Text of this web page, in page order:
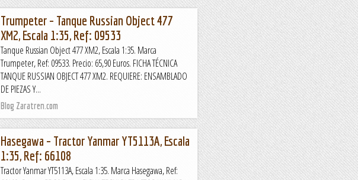
Trumpeter – Tanque Russian Object 477
XM2, Escala 1:35, Ref: 09533
Tanque Russian Object 477 XM2, Escala 1:35. Marca
Trumpeter, Ref: 09533. Precio: 65,90 Euros. FICHA TÉCNICA
TANQUE RUSSIAN OBJECT 477 XM2. REQUIERE: ENSAMBLADO
DE PIEZAS Y...
Blog Zaratren.com
Hasegawa – Tractor Yanmar YT5113A, Escala
1:35, Ref: 66108
Tractor Yanmar YT5113A, Escala 1:35. Marca Hasegawa, Ref: